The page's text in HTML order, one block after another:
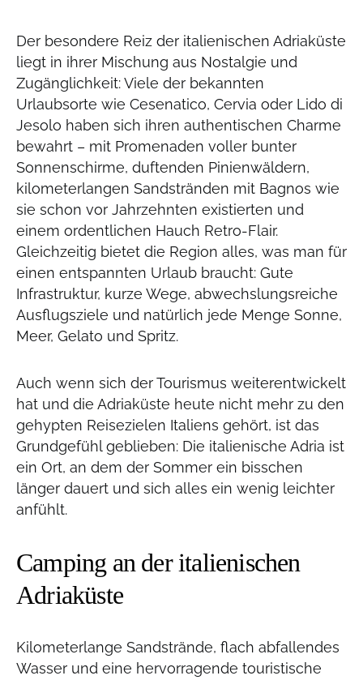
Der besondere Reiz der italienischen Adriaküste
liegt in ihrer Mischung aus Nostalgie und
Zugänglichkeit: Viele der bekannten
Urlaubsorte wie Cesenatico, Cervia oder Lido di
Jesolo haben sich ihren authentischen Charme
bewahrt – mit Promenaden voller bunter
Sonnenschirme, duftenden Pinienwäldern,
kilometerlangen Sandstränden mit Bagnos wie
sie schon vor Jahrzehnten existierten und
einem ordentlichen Hauch Retro-Flair.
Gleichzeitig bietet die Region alles, was man für
einen entspannten Urlaub braucht: Gute
Infrastruktur, kurze Wege, abwechslungsreiche
Ausflugsziele und natürlich jede Menge Sonne,
Meer, Gelato und Spritz.
Auch wenn sich der Tourismus weiterentwickelt
hat und die Adriaküste heute nicht mehr zu den
gehypten Reisezielen Italiens gehört, ist das
Grundgefühl geblieben: Die italienische Adria ist
ein Ort, an dem der Sommer ein bisschen
länger dauert und sich alles ein wenig leichter
anfühlt.
Camping an der italienischen
Adriaküste
Kilometerlange Sandstrände, flach abfallendes
Wasser und eine hervorragende touristische